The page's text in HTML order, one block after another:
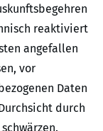
reaktiviert
angefallen
vor
Daten
durch